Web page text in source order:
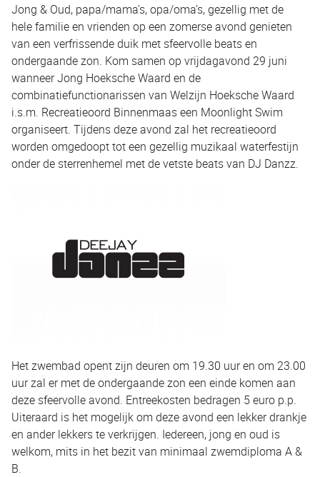
Jong & Oud, papa/mama’s, opa/oma’s, gezellig met de
hele familie en vrienden op een zomerse avond genieten
van een verfrissende duik met sfeervolle beats en
ondergaande zon. Kom samen op vrijdagavond 29 juni
wanneer Jong Hoeksche Waard en de
combinatiefunctionarissen van Welzijn Hoeksche Waard
i.s.m. Recreatieoord Binnenmaas een Moonlight Swim
organiseert. Tijdens deze avond zal het recreatieoord
worden omgedoopt tot een gezellig muzikaal waterfestijn
onder de sterrenhemel met de vetste beats van DJ Danzz.
Het zwembad opent zijn deuren om 19.30 uur en om 23.00
uur zal er met de ondergaande zon een einde komen aan
deze sfeervolle avond. Entreekosten bedragen 5 euro p.p.
Uiteraard is het mogelijk om deze avond een lekker drankje
en ander lekkers te verkrijgen. Iedereen, jong en oud is
welkom, mits in het bezit van minimaal zwemdiploma A &
B.